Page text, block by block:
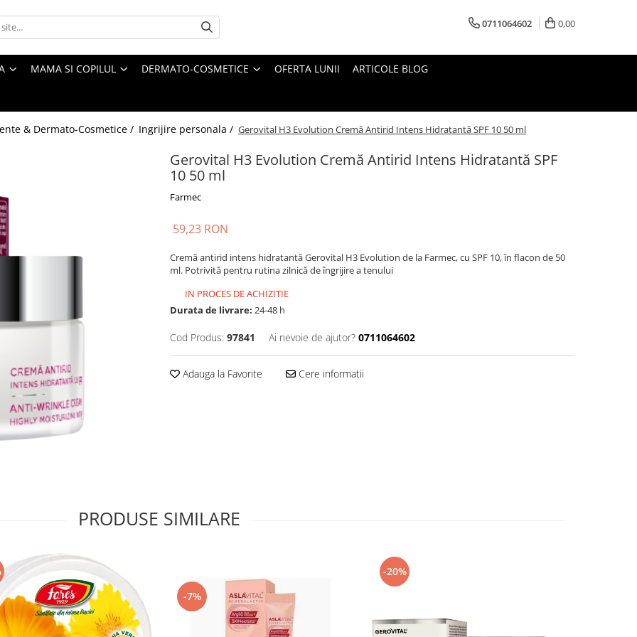
0711064602 0,00
MAMA SI COPILUL DERMATO-COSMETICE OFERTA LUNII ARTICOLE BLOG
& Dermato-Cosmetice / Ingrijire personala / Gerovital H3 Evolution Cremă Antirid Intens Hidratantă SPF 10 50 ml
Gerovital H3 Evolution Cremă Antirid Intens Hidratantă SPF
10 50 ml
Farmec
59,23 RON
Cremă antirid intens hidratantă Gerovital H3 Evolution de la Farmec, cu SPF 10, în flacon de 50
ml. Potrivită pentru rutina zilnică de îngrijire a tenului
IN PROCES DE ACHIZITIE
Durata de livrare: 24-48 h
Cod Produs: 97841 Ai nevoie de ajutor? 0711064602
Adauga la Favorite Cere informatii
PRODUSE SIMILARE
-7%
-20%